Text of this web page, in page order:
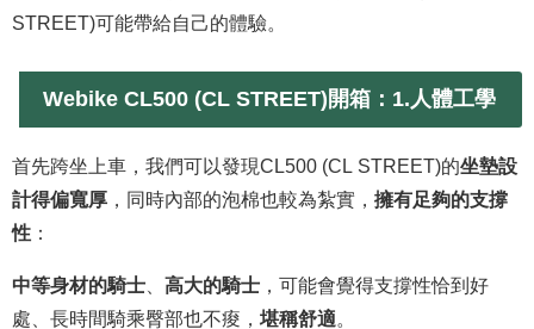
STREET)可能帶給自己的體驗。
Webike CL500 (CL STREET)開箱：1. 人體工學
首先跨坐上車，我們可以發現CL500 (CL STREET)的坐墊設
計得偏寬厚 ，同時內部的泡棉也較為紮實， 擁有足夠的支撐
性 ：
中等身材的騎士 高大的騎士 ，可能會覺得支撐性恰到好
處、長時間騎乘臀部也不痠， 堪稱舒適